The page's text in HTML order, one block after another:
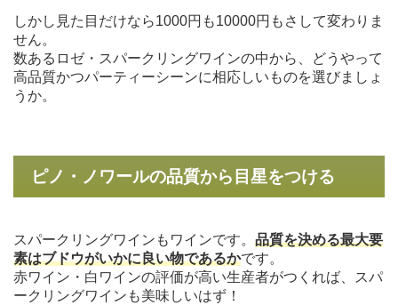
しかし見た目だけなら1000円も10000円もさして変わりま
せん。
数あるロゼ・スパークリングワインの中から、どうやって
高品質かつパーティーシーンに相応しいものを選びましょ
うか。
ピノ・ノワールの品質から目星をつける
スパークリングワインもワインです。 品質を決める最大要
素はブドウがいかに良い物であるかです。
赤ワイン・白ワインの評価が高い生産者がつくれば、スパ
ークリングワインも美味しいはず！